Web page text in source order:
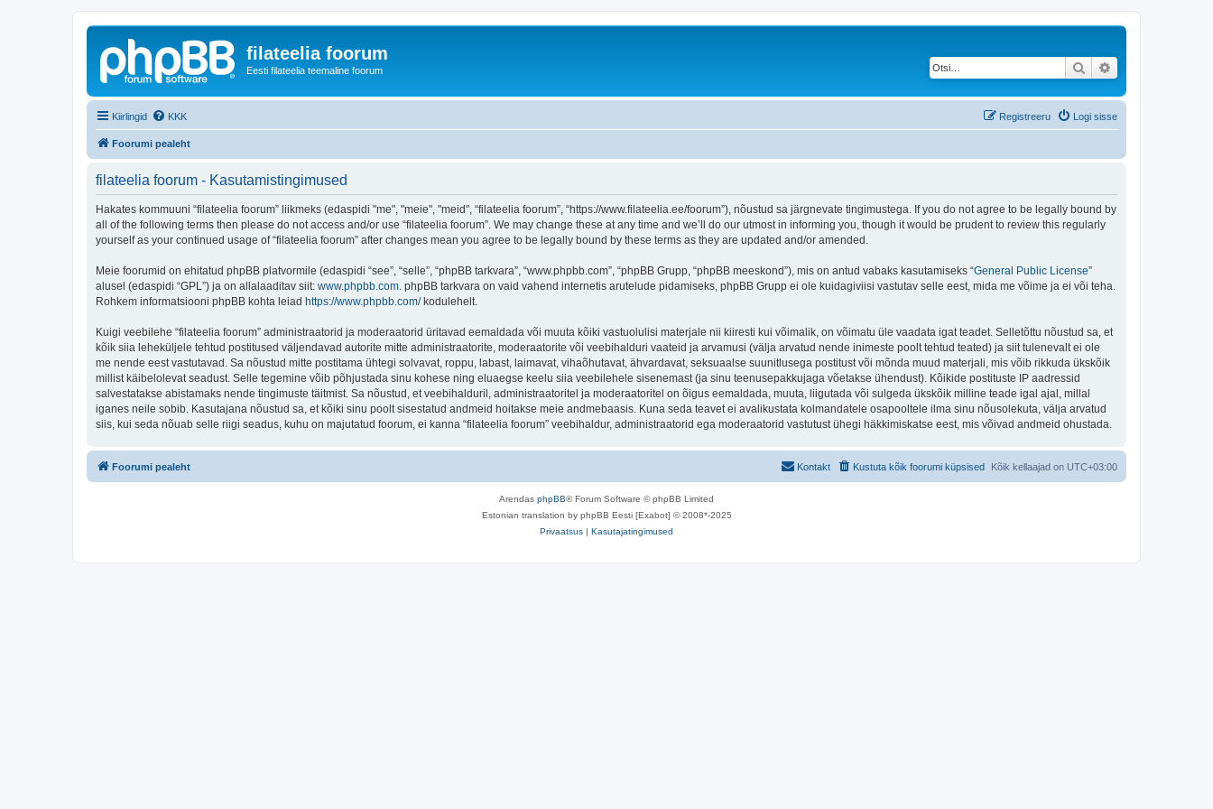
filateelia foorum
Eesti filateelia teemaline foorum Otsi
Kiirlingid KKK Logi sisse
Registreeru
Foorumi pealeht
filateelia foorum - Kasutamistingimused
Hakates kommuuni “filateelia foorum” liikmeks (edaspidi "me", "meie", "meid", “filateelia foorum”, “https://www.filateelia.ee/foorum”), nõustud sa järgnevate tingimustega. If you do not agree to be legally bound by
all of the following terms then please do not access and/or use “filateelia foorum”. We may change these at any time and we’ll do our utmost in informing you, though it would be prudent to review this regularly
yourself as your continued usage of “filateelia foorum” after changes mean you agree to be legally bound by these terms as they are updated and/or amended.
Meie foorumid on ehitatud phpBB platvormile (edaspidi “see”, “selle”, “phpBB tarkvara”, “www.phpbb.com”, “phpBB Grupp, “phpBB meeskond”), mis on antud vabaks kasutamiseks “General Public License”
alusel (edaspidi “GPL”) ja on allalaaditav siit: www.phpbb.com . phpBB tarkvara on vaid vahend internetis arutelude pidamiseks, phpBB Grupp ei ole kuidagiviisi vastutav selle eest, mida me võime ja ei või teha.
Rohkem informatsiooni phpBB kohta leiad https://www.phpbb.com/kodulehelt.
Kuigi veebilehe “filateelia foorum” administraatorid ja moderaatorid üritavad eemaldada või muuta kõiki vastuolulisi materjale nii kiiresti kui võimalik, on võimatu üle vaadata igat teadet. Selletõttu nõustud sa, et
kõik siia leheküljele tehtud postitused väljendavad autorite mitte administraatorite, moderaatorite või veebihalduri vaateid ja arvamusi (välja arvatud nende inimeste poolt tehtud teated) ja siit tulenevalt ei ole
me nende eest vastutavad. Sa nõustud mitte postitama ühtegi solvavat, roppu, labast, laimavat, vihaõhutavat, ähvardavat, seksuaalse suunitlusega postitust või mõnda muud materjali, mis võib rikkuda ükskõik
millist käibelolevat seadust. Selle tegemine võib põhjustada sinu kohese ning eluaegse keelu siia veebilehele sisenemast (ja sinu teenusepakkujaga võetakse ühendust). Kõikide postituste IP aadressid
salvestatakse abistamaks nende tingimuste täitmist. Sa nõustud, et veebihalduril, administraatoritel ja moderaatoritel on õigus eemaldada, muuta, liigutada või sulgeda ükskõik milline teade igal ajal, millal
iganes neile sobib. Kasutajana nõustud sa, et kõiki sinu poolt sisestatud andmeid hoitakse meie andmebaasis. Kuna seda teavet ei avalikustata kolmandatele osapooltele ilma sinu nõusolekuta, välja arvatud
siis, kui seda nõuab selle riigi seadus, kuhu on majutatud foorum, ei kanna “filateelia foorum” veebihaldur, administraatorid ega moderaatorid vastutust ühegi häkkimiskatse eest, mis võivad andmeid ohustada.
Foorumi pealeht Kõik kellaajad on UTC+03:00
Kustuta kõik foorumi küpsised
Kontakt
Arendas phpBB® Forum Software © phpBB Limited
Estonian translation by phpBB Eesti [Exabot] © 2008*-2025
Privaatsus | Kasutajatingimused